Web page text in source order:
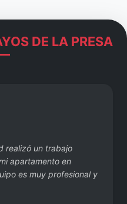
DE LA PRESA
realizó un trabajo
apartamento en
es muy profesional y